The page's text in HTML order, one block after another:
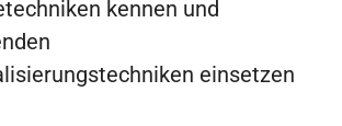
kennen und
einsetzen